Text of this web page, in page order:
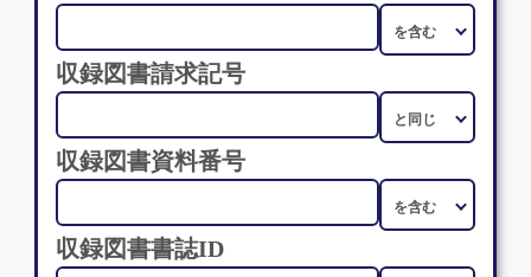
収録図書請求記号
収録図書資料番号
収録図書書誌ID